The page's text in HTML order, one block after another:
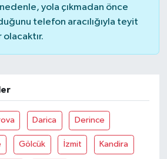
yola çıkmadan önce
telefon aracılığıyla teyit
Darica Derince
Gölcük İzmit Kandira